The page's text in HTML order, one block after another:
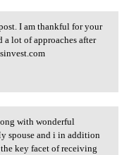
post. I
I am thankful for your
lot of approaches after
along
with wonderful
spouse and i in addition
key facet of receiving